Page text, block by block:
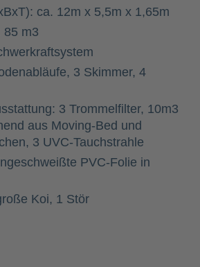
ca. 12m x 5,5m x 1,65m
85 m3
3 Skimmer, 4
3 Trommelfilter, 10m3
aus Moving-Bed und
3 UVC-Tauchstrahle
PVC-Folie in
Koi, 1 Stör